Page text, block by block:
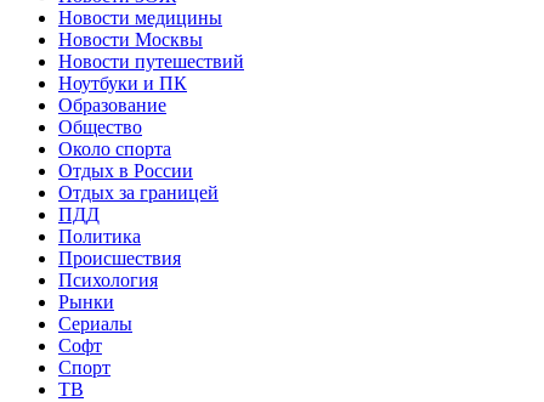
Новости медицины
Новости Москвы
Новости путешествий
Ноутбуки и ПК
Образование
Общество
Около спорта
Отдых в России
Отдых за границей
ПДД
Политика
Происшествия
Психология
Рынки
Сериалы
Софт
Спорт
ТВ